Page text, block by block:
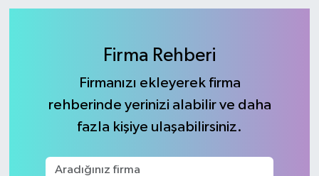
Firma Rehberi
Firmanızı ekleyerek firma
rehberinde yerinizi alabilir ve daha
fazla kişiye ulaşabilirsiniz.
İstanbul Namaz Vakitleri
Süper Lig Puan Durumu ve Fikstür